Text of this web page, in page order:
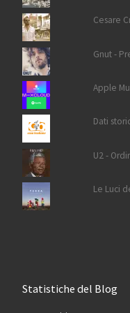
Cesare
Gnut -
Apple
Dati
U2 -
Le Luci
Statistiche del Blog